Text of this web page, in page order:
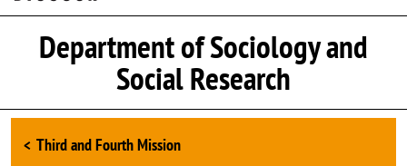
Department of Sociology and
Social Research
Browse the section
Third and Fourth Mission